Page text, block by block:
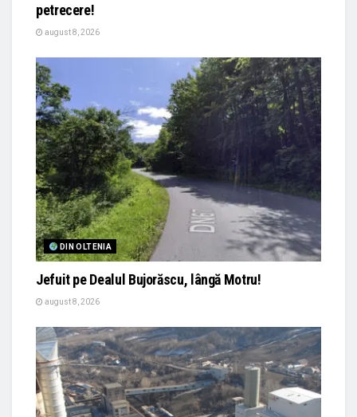
petrecere!
august 8, 2026
DIN OLTENIA
Jefuit pe Dealul Bujorăscu, lângă Motru!
august 8, 2026